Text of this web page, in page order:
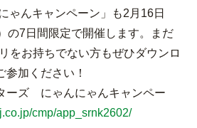
ゃんキャンペーン」も2月16日
の7日間限定で開催します。まだ
をお持ちでない方もぜひダウンロ
参加ください！
ーズ にゃんにゃんキャンペー
cmp/app_srnk2602/